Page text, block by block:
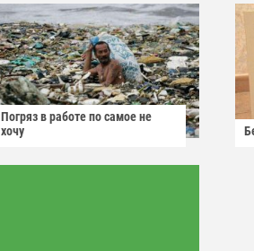
Погряз в работе по самое не
хочу